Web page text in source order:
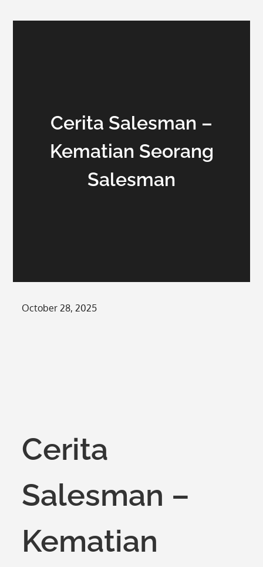
Cerita Salesman –
Kematian Seorang
Salesman
Posted
October 28, 2025
Cerita
Salesman –
Kematian